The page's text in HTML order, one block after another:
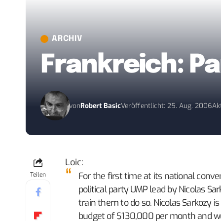
ARCHIV
Frankreich:
vonRobert BasicVeröffentlicht: 25. Aug. 2006
Teilen
Loic:
For the first time at its national
political party UMP lead by Nicolas
train them to do so. Nicolas Sarkozy
budget of $130,000 per month and